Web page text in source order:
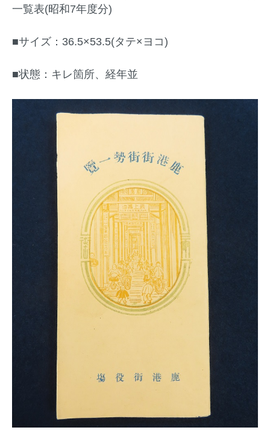
一覧表(昭和7年度分)
■サイズ：36.5×53.5(タテ×ヨコ)
■状態：キレ箇所、経年並